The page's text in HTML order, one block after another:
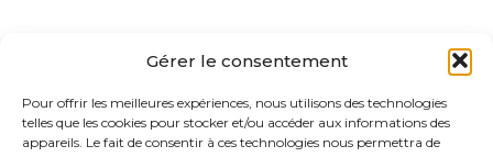
Gérer le consentement
Pour offrir les meilleures expériences, nous utilisons des technologies
telles que les cookies pour stocker et/ou accéder aux informations des
appareils. Le fait de consentir à ces technologies nous permettra de
Commentaires récents
Aucun commentaire à afficher.